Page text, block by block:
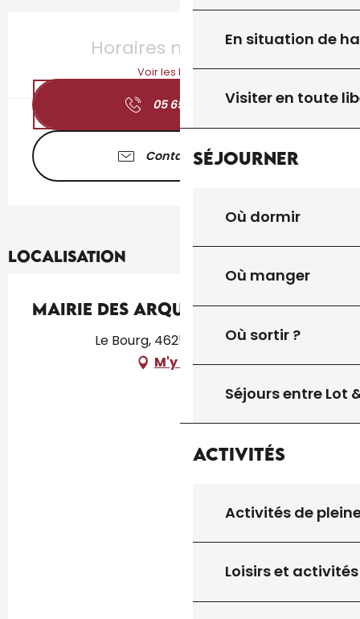
En situation de
Visiter en toute
Séjourner
Où dormir
Où manger
Où sortir ?
Séjours entre Lot
Activités
Activités de
Loisirs et activités
Horaires non définis
Voir les horaires
05 65 22 87 ▒▒
Contactez-nous
Localisation
Mairie des Arques
Le Bourg, 46250 Les Arques
M'y rendre